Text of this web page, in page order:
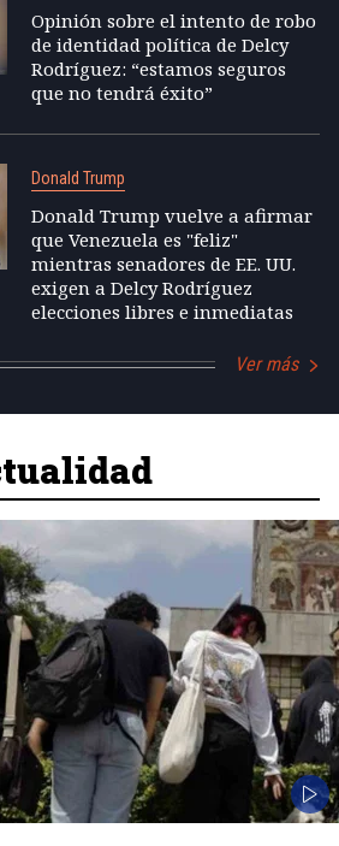
Opinión sobre el intento de robo
de identidad política de Delcy
Rodríguez: “estamos seguros
que no tendrá éxito”
Donald Trump
Donald Trump vuelve a afirmar
que Venezuela es "feliz"
mientras senadores de EE. UU.
exigen a Delcy Rodríguez
elecciones libres e inmediatas
Ver más